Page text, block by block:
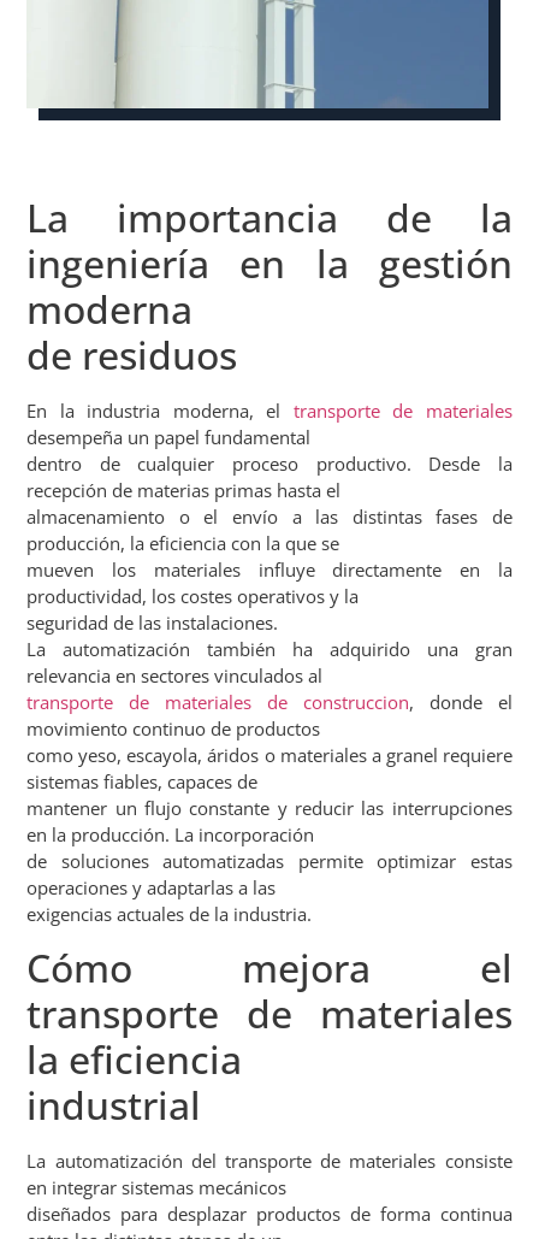
La importancia de la
ingeniería en la gestión
moderna
de residuos
En la industria moderna, el transporte de materiales
desempeña un papel fundamental
dentro de cualquier proceso productivo. Desde la
recepción de materias primas hasta el
almacenamiento o el envío a las distintas fases de
producción, la eficiencia con la que se
mueven los materiales influye directamente en la
productividad, los costes operativos y la
seguridad de las instalaciones.
La automatización también ha adquirido una gran
relevancia en sectores vinculados al
transporte de materiales de construccion, donde el
movimiento continuo de productos
como yeso, escayola, áridos o materiales a granel requiere
sistemas fiables, capaces de
mantener un flujo constante y reducir las interrupciones
en la producción. La incorporación
de soluciones automatizadas permite optimizar estas
operaciones y adaptarlas a las
exigencias actuales de la industria.
Cómo mejora el
transporte de materiales
la eficiencia
industrial
La automatización del transporte de materiales consiste
en integrar sistemas mecánicos
diseñados para desplazar productos de forma continua